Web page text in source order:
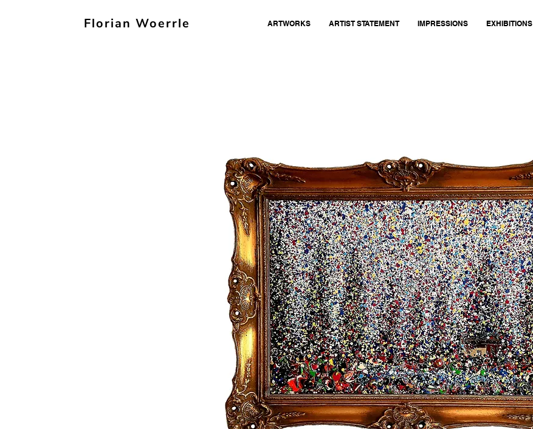
Florian Woerrle ARTWORKS ARTIST STATEMENT IMPRESSIONS EXHIBITIONS